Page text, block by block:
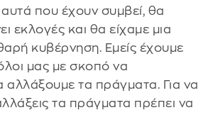
που έχουν συμβεί, θα
εκλογές και θα είχαμε μια
κυβέρνηση. Εμείς έχουμε
μας με σκοπό να
αλλάξουμε τα πράγματα. Για να
τα πράγματα πρέπει να